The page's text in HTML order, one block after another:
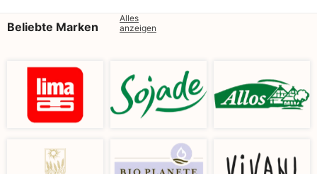
Beliebte Marken
Alles
anzeigen